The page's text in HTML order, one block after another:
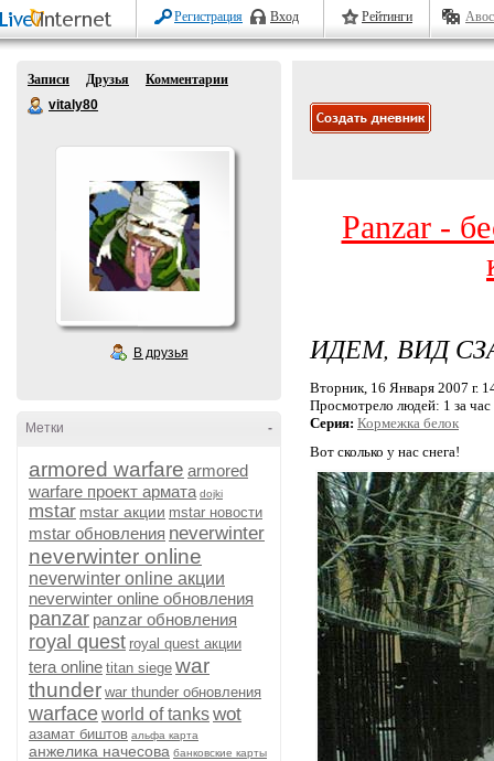
Регистрация Вход Рейтинги
Записи Друзья
Комментарии
vitaly80
В друзья
-
Метки
armored warfare armored
warfare проект армата dojki
mstar mstar акции mstar новости
mstar обновления neverwinter
neverwinter online
neverwinter online акции
neverwinter online обновления
panzar panzar обновления
royal quest royal quest акции
tera online titan siege war
thunder war thunder обновления
warfaceworld of tankswot
азамат биштов альфа карта
анжелика начесова банковские карты
Panzar -
ИДЕМ, ВИД
Вторник, 16 Января 2007 г.
Просмотрело людей: 1 за
Серия: Кормежка белок
Вот сколько у нас снега!